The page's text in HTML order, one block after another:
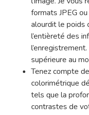
formats JPEG
alourdit le poids
l’entièreté des
supérieure au
Tenez compte
colorimétrique
tels que la
contrastes de